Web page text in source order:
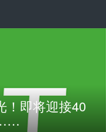
！即将迎接40
……